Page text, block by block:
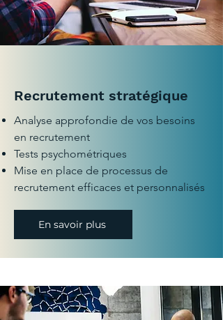
Recrutement stratégique
Analyse approfondie de vos besoins
en recrutement
Tests psychométriques
Mise en place de processus de
recrutement efficaces et personnalisés
En savoir plus